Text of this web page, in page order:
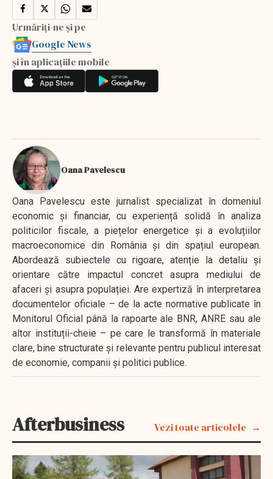
Urmăriți-ne și pe
Google News
și în aplicațiile mobile
Oana Pavelescu
Oana Pavelescu este jurnalist specializat în domeniul
economic și financiar, cu experiență solidă în analiza
politicilor fiscale, a piețelor energetice și a evoluțiilor
macroeconomice din România și din spațiul european.
Abordează subiectele cu rigoare, atenție la detaliu și
orientare către impactul concret asupra mediului de
afaceri și asupra populației. Are expertiză în interpretarea
documentelor oficiale – de la acte normative publicate în
Monitorul Oficial până la rapoarte ale BNR, ANRE sau ale
altor instituții-cheie – pe care le transformă în materiale
clare, bine structurate și relevante pentru publicul interesat
de economie, companii și politici publice.
Afterbusiness Vezi toate articolele